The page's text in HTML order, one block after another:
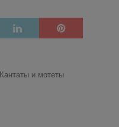
Кантаты и мотеты